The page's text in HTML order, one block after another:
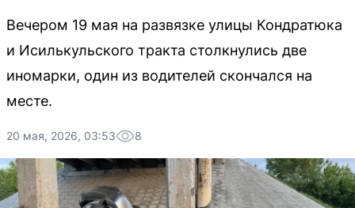
Вечером 19 мая на развязке улицы Кондратюка
и Исилькульского тракта столкнулись две
иномарки, один из водителей скончался на
месте.
20 мая, 2026, 03:53 8